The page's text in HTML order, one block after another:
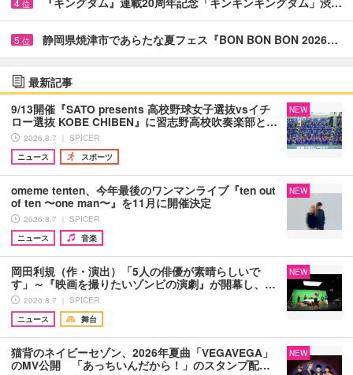
4 位
5 位 静岡県焼津市であらたな夏フェス『BON BON BON 2026…
最新記事
9/13開催『SATO presents 高校野球女子選抜vsイチ
ロー選抜 KOBE CHIBEN』に習志野高校吹奏楽部と…
2026.8.7 ｜ SPICER
ニュース
スポーツ
NEW
omeme tenten、今年最後のワンマンライブ『ten out
of ten 〜one man〜』を11月に開催決定
2026.8.7 ｜ SPICER
ニュース
音楽
NEW
岡田利規（作・演出）「5人の俳優が素晴らしいで
す」～『映画を撮りたいゾンビの演劇』が開幕し、…
2026.8.7 ｜ SPICER
ニュース
舞台
NEW
猫背のネイビーセゾン、2026年夏曲「VEGAVEGA」
のMV公開 「あっちいんだから！」のスタンプ配…
NEW